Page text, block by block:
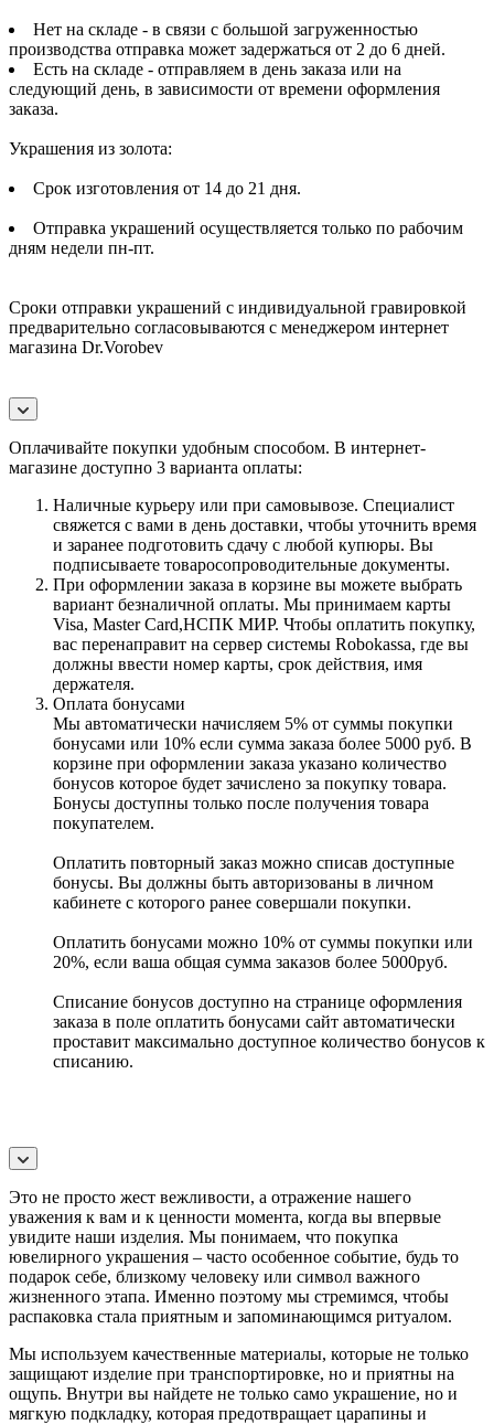
Нет на складе - в связи с большой загруженностью
производства отправка может задержаться от 2 до 6 дней.
Есть на складе - отправляем в день заказа или на
следующий день, в зависимости от времени оформления
заказа.
Украшения из золота:
Срок изготовления от 14 до 21 дня.
Отправка украшений осуществляется только по рабочим
дням недели пн-пт.
Сроки отправки украшений с индивидуальной гравировкой
предварительно согласовываются с менеджером интернет
магазина Dr.Vorobev
Оплачивайте покупки удобным способом. В интернет-
магазине доступно 3 варианта оплаты:
Наличные курьеру или при самовывозе. Специалист
свяжется с вами в день доставки, чтобы уточнить время
и заранее подготовить сдачу с любой купюры. Вы
подписываете товаросопроводительные документы.
При оформлении заказа в корзине вы можете выбрать
вариант безналичной оплаты. Мы принимаем карты
Visa, Master Card,НСПК МИР. Чтобы оплатить покупку,
вас перенаправит на сервер системы Robokassa, где вы
должны ввести номер карты, срок действия, имя
держателя.
Оплата бонусами
Мы автоматически начисляем 5% от суммы покупки
бонусами или 10% если сумма заказа более 5000 руб. В
корзине при оформлении заказа указано количество
бонусов которое будет зачислено за покупку товара.
Бонусы доступны только после получения товара
покупателем.
Оплатить повторный заказ можно списав доступные
бонусы. Вы должны быть авторизованы в личном
кабинете с которого ранее совершали покупки.
Оплатить бонусами можно 10% от суммы покупки или
20%, если ваша общая сумма заказов более 5000руб.
Списание бонусов доступно на странице оформления
заказа в поле оплатить бонусами сайт автоматически
проставит максимально доступное количество бонусов к
списанию.
Это не просто жест вежливости, а отражение нашего
уважения к вам и к ценности момента, когда вы впервые
увидите наши изделия. Мы понимаем, что покупка
ювелирного украшения – часто особенное событие, будь то
подарок себе, близкому человеку или символ важного
жизненного этапа. Именно поэтому мы стремимся, чтобы
распаковка стала приятным и запоминающимся ритуалом.
Мы используем качественные материалы, которые не только
защищают изделие при транспортировке, но и приятны на
ощупь. Внутри вы найдете не только само украшение, но и
мягкую подкладку, которая предотвращает царапины и